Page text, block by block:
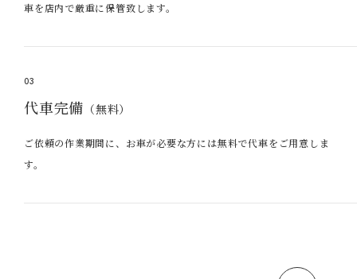
車を店内で厳重に保管致します。
03
代車完備 （無料）
ご依頼の作業期間に、お車が必要な方には無料で代車をご用意しま
す。